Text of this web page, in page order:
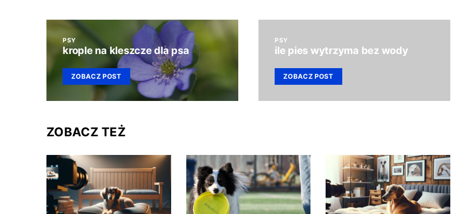
PSY
krople na kleszcze dla psa
ZOBACZ POST
PSY
ile pies wytrzyma bez wody
ZOBACZ POST
ZOBACZ TEŻ